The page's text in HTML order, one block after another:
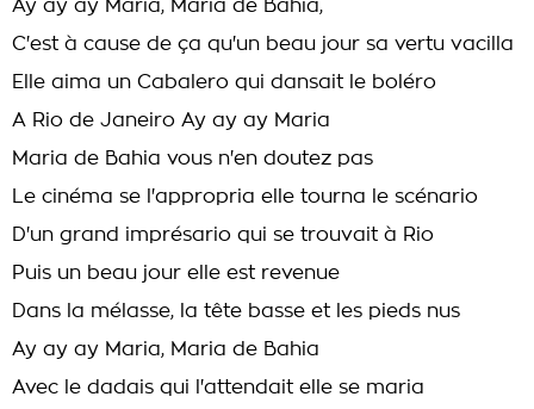
Ay ay ay Maria, Maria de Bahia,
C'est à cause de ça qu'un beau jour sa vertu vacilla
Elle aima un Cabalero qui dansait le boléro
A Rio de Janeiro Ay ay ay Maria
Maria de Bahia vous n'en doutez pas
Le cinéma se l'appropria elle tourna le scénario
D'un grand imprésario qui se trouvait à Rio
Puis un beau jour elle est revenue
Dans la mélasse, la tête basse et les pieds nus
Ay ay ay Maria, Maria de Bahia
Avec le dadais qui l'attendait elle se maria